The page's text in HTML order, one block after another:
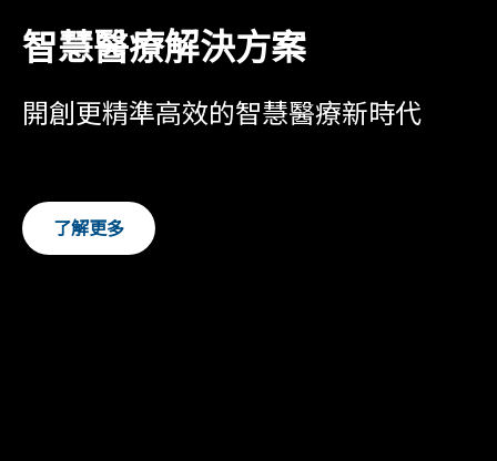
智慧醫療解決方案
開創更精準高效的智慧醫療新時代
了解更多